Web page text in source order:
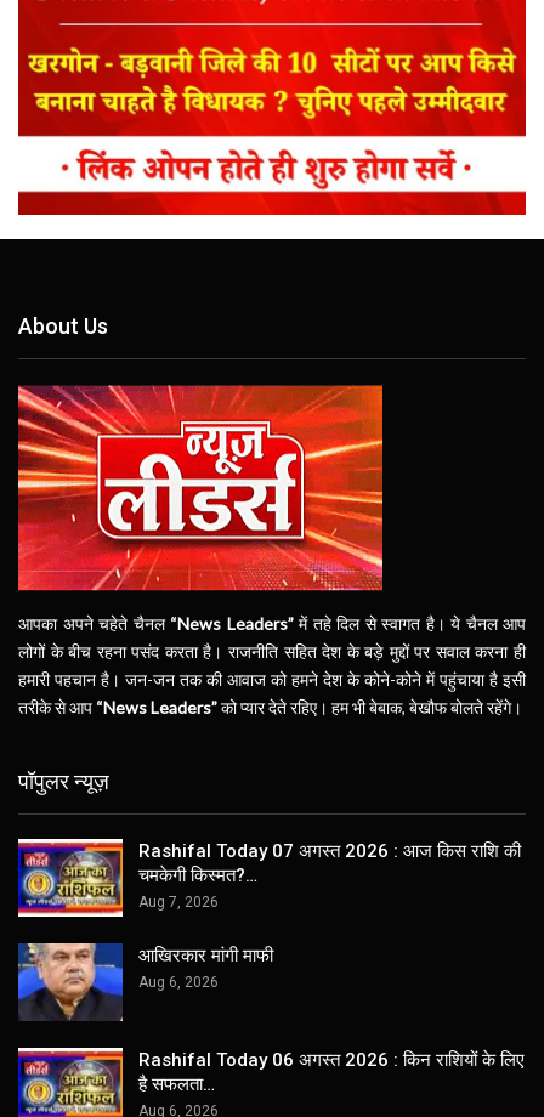
About Us
आपका अपने चहेते चैनल “News Leaders”में तहे दिल से स्वागत है। ये चैनल आप
लोगों के बीच रहना पसंद करता है। राजनीति सहित देश के बड़े मुद्दों पर सवाल करना ही
हमारी पहचान है। जन-जन तक की आवाज को हमने देश के कोने-कोने में पहुंचाया है इसी
तरीके से आप “News Leaders”को प्यार देते रहिए। हम भी बेबाक, बेखौफ बोलते रहेंगे।
पॉपुलर न्यूज़
Rashifal Today 07 अगस्त 2026 : आज किस राशि की
चमकेगी किस्मत?…
Aug 7, 2026
आखिरकार मांगी माफी
Aug 6, 2026
Rashifal Today 06 अगस्त 2026 : किन राशियों के लिए
है सफलता…
Aug 6, 2026